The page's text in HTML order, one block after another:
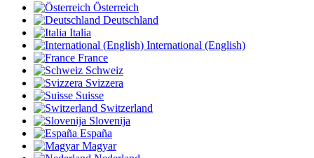
Österreich
Deutschland
Italia
International (English)
France
Schweiz
Svizzera
Suisse
Switzerland
Slovenija
España
Magyar